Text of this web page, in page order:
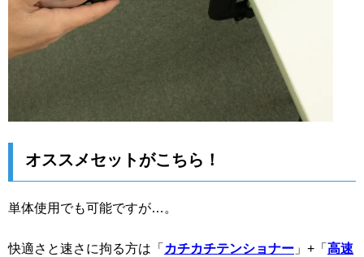
オススメセットがこちら！
単体使用でも可能ですが…。
快適さと速さに拘る方は「 カチカチテンショナー 」+「 高速